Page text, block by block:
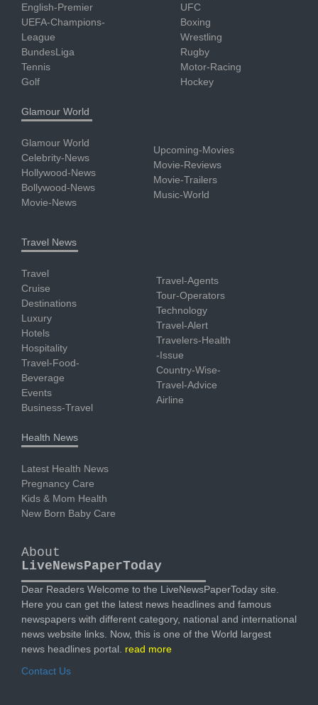
English-Premier
UEFA-Champions-
League
BundesLiga
Tennis
Golf
UFC
Boxing
Wrestling
Rugby
Motor-Racing
Hockey
Glamour World
Glamour World
Celebrity-News
Hollywood-News
Bollywood-News
Movie-News
Upcoming-Movies
Movie-Reviews
Movie-Trailers
Music-World
Travel News
Travel
Cruise
Destinations
Luxury
Hotels
Hospitality
Travel-Food-
Beverage
Events
Business-Travel
Travel-Agents
Tour-Operators
Technology
Travel-Alert
Travelers-Health
-Issue
Country-Wise-
Travel-Advice
Airline
Health News
Latest Health News
Pregnancy Care
Kids & Mom Health
New Born Baby Care
About
LiveNewsPaperToday
Dear Readers Welcome to the LiveNewsPaperToday site.
Here you can get the latest news headlines and famous
newspapers with different category, national and international
news website links. Now, this is one of the World largest
news headlines portal. read more
Contact Us